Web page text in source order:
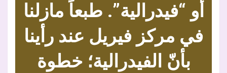
أو “فيدرالية”. طبعاً مازلنا
في مركز فيريل عند رأينا
بأنّ الفيدرالية؛ خطوة